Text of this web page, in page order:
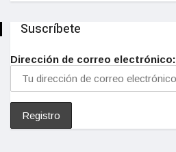
Suscríbete
Dirección de correo electrónico: